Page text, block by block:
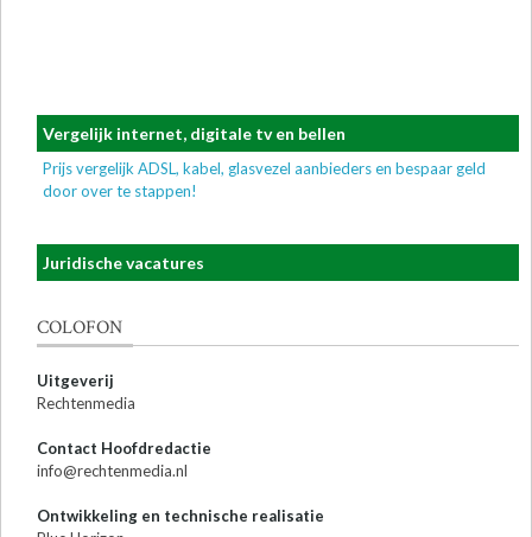
Vergelijk internet, digitale tv en bellen
Prijs vergelijk ADSL, kabel, glasvezel aanbieders en bespaar geld
door over te stappen!
Juridische vacatures
COLOFON
Uitgeverij
Rechtenmedia
Contact Hoofdredactie
info@rechtenmedia.nl
Ontwikkeling en technische realisatie